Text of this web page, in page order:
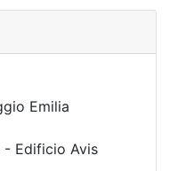
Emilia
- Edificio Avis